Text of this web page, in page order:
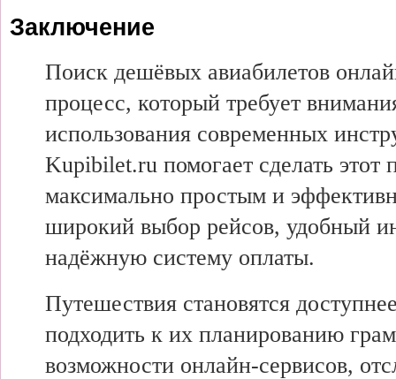
Заключение
Поиск дешёвых авиабилетов
процесс, который требует
использования современных
Kupibilet.ru помогает сделать этот
максимально простым и
широкий выбор рейсов, удобный
надёжную систему оплаты.
Путешествия становятся
подходить к их планированию
возможности онлайн-сервисов,